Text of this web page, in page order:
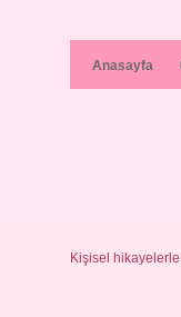
Anasayfa
Kişisel